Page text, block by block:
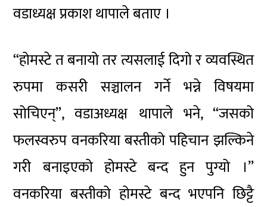
वडाध्यक्ष प्रकाश थापाले बताए ।
“होमस्टे त बनायो तर त्यसलाई दिगो र व्यवस्थित
रुपमा कसरी सञ्चालन गर्ने भन्ने विषयमा
सोचिएन्”, वडाअध्यक्ष थापाले भने, “जसको
फलस्वरुप वनकरिया बस्तीको पहिचान झल्किने
गरी बनाइएको होमस्टे बन्द हुन पुग्यो ।”
वनकरिया बस्तीको होमस्टे बन्द भएपनि छिट्टै